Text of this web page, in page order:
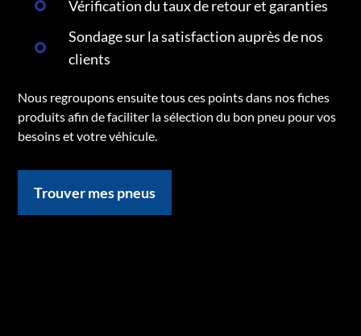
Vérification du taux de retour et garanties
Sondage sur la satisfaction auprès de nos
clients
Nous regroupons ensuite tous ces points dans nos fiches
produits afin de faciliter la sélection du bon pneu pour vos
besoins et votre véhicule.
Trouver mes pneus